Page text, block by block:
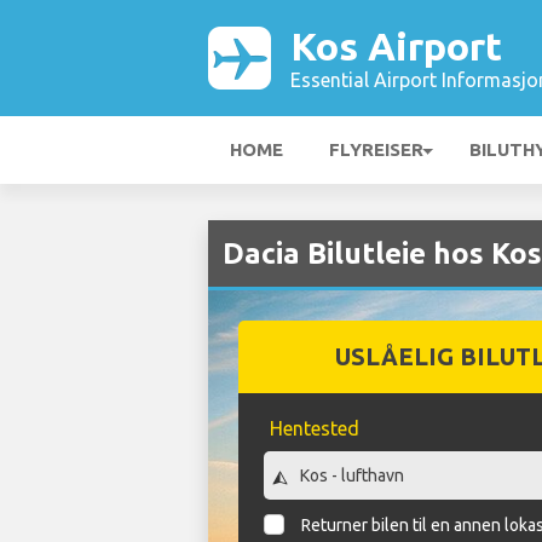
Kos Airport
Essential Airport
HOME FLYREISER
Dacia Bilutleie hos
USLÅELIG
Hentested
Returner bilen til en annen